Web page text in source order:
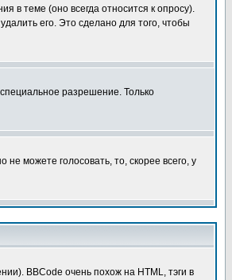
в теме (оно всегда относится к опросу).
его. Это сделано для того, чтобы
разрешение. Только
можете голосовать, то, скорее всего, у
BBCode очень похож на HTML, тэги в